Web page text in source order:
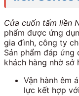
Cửa cuốn tấm liền
phẩm được ứng
gia đình, công ty
Sản phẩm đáp ứng
khách hàng nhờ sở
Vận hành êm
lực kết hợp